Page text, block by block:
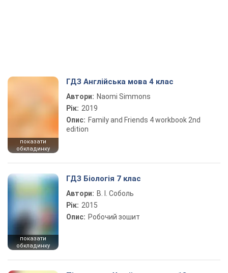
показати
обкладинку
ГДЗ Англійська мова 4 клас
Автори: Naomi Simmons
Рік: 2019
Опис: Family and Friends 4 workbook 2nd
edition
показати
обкладинку
ГДЗ Біологія 7 клас
Автори: В. І. Соболь
Рік: 2015
Опис: Робочий зошит